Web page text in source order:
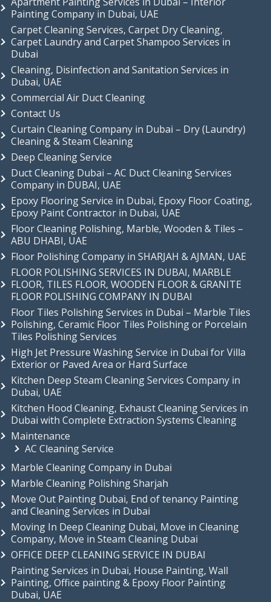
Painting Company in Dubai, UAE
Carpet Cleaning Services, Carpet Dry Cleaning,
Carpet Laundry and Carpet Shampoo Services in
Dubai
Cleaning, Disinfection and Sanitation Services in
Dubai, UAE
Commercial Air Duct Cleaning
Contact Us
Curtain Cleaning Company in Dubai – Dry (Laundry)
Cleaning & Steam Cleaning
Deep Cleaning Service
Duct Cleaning Dubai – AC Duct Cleaning Services
Company in DUBAI, UAE
Epoxy Flooring Service in Dubai, Epoxy Floor Coating,
Epoxy Paint Contractor in Dubai, UAE
Floor Cleaning Polishing, Marble, Wooden & Tiles –
ABU DHABI, UAE
Floor Polishing Company in SHARJAH & AJMAN, UAE
FLOOR POLISHING SERVICES IN DUBAI, MARBLE
FLOOR, TILES FLOOR, WOODEN FLOOR & GRANITE
FLOOR POLISHING COMPANY IN DUBAI
Floor Tiles Polishing Services in Dubai – Marble Tiles
Polishing, Ceramic Floor Tiles Polishing or Porcelain
Tiles Polishing Services
High Jet Pressure Washing Service in Dubai for Villa
Exterior or Paved Area or Hard Surface
Kitchen Deep Steam Cleaning Services Company in
Dubai, UAE
Kitchen Hood Cleaning, Exhaust Cleaning Services in
Dubai with Complete Extraction Systems Cleaning
Maintenance
AC Cleaning Service
Marble Cleaning Company in Dubai
Marble Cleaning Polishing Sharjah
Move Out Painting Dubai, End of tenancy Painting
and Cleaning Services in Dubai
Moving In Deep Cleaning Dubai, Move in Cleaning
Company, Move in Steam Cleaning Dubai
OFFICE DEEP CLEANING SERVICE IN DUBAI
Painting Services in Dubai, House Painting, Wall
Painting, Office painting & Epoxy Floor Painting
Dubai, UAE